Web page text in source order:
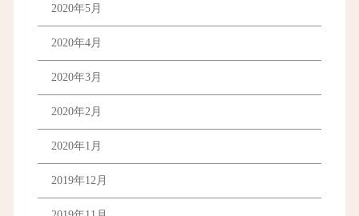
2020年5月
2020年4月
2020年3月
2020年2月
2020年1月
2019年12月